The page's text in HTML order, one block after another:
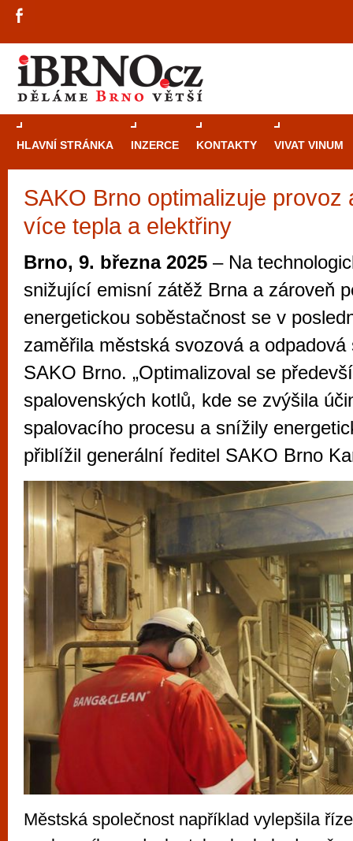
HLAVNÍ STRÁNKA INZERCE KONTAKTY VIVAT VINUM
SAKO Brno optimalizuje provoz
více tepla a elektřiny
Brno, 9. března 2025 – Na
snižující emisní zátěž Brna a zároveň
energetickou soběstačnost se v
zaměřila městská svozová a odpadová
SAKO Brno. „Optimalizoval se
spalovenských kotlů, kde se zvýšila
spalovacího procesu a snížily
přiblížil generální ředitel SAKO Brno
Městská společnost například vylepšila
Průvodce
Brně: Od
Brno je
zajímavé
restaurace,
Mimo jiné je ale také místem, kde si
vyzkoušet různé kasinové hry. V
metropoli naleznete širokou nabídku her
po moderní automaty jak pro pravidelné
příležitostné hráče. V...